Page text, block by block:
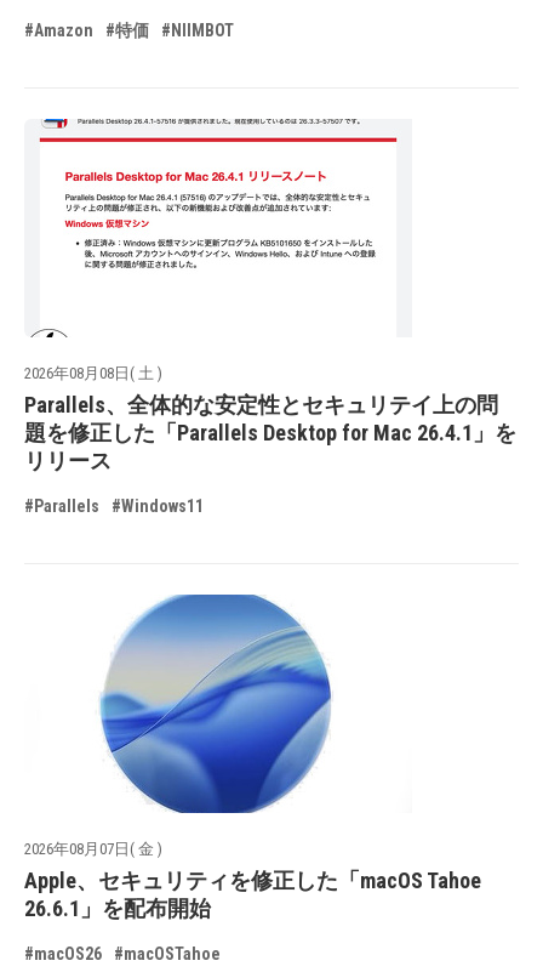
#Amazon #特価 #NIIMBOT
2026年08月08日( 土 )
Parallels、全体的な安定性とセキュリテイ上の問
題を修正した「Parallels Desktop for Mac 26.4.1」を
リリース
#Parallels #Windows11
2026年08月07日( 金 )
Apple、セキュリティを修正した「macOS Tahoe
26.6.1」を配布開始
#macOS26 #macOSTahoe